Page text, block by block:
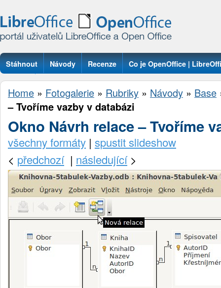
Stáhnout Návody Recenze Co je OpenOffice |
Otázky
Home » Fotogalerie » Rubriky » Návody » Base
– Tvoříme vazby v databázi
Okno Návrh relace – Tvoříme
všechny formáty | spustit slideshow
< předchozí| následující>